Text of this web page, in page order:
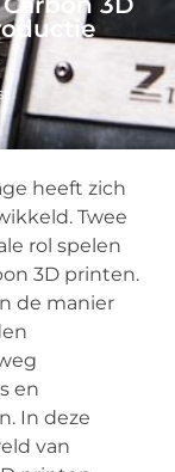
heeft zich
Twee
rol spelen
3D printen.
de manier
en
In deze
van